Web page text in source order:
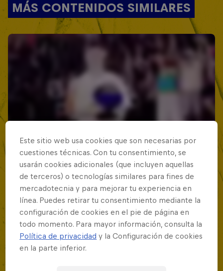
MÁS CONTENIDOS SIMILARES
Este sitio web usa cookies que son necesarias por
cuestiones técnicas. Con tu consentimiento, se
usarán cookies adicionales (que incluyen aquellas
de terceros) o tecnologías similares para fines de
mercadotecnia y para mejorar tu experiencia en
línea. Puedes retirar tu consentimiento mediante la
configuración de cookies en el pie de página en
todo momento. Para mayor información, consulta la
Política de privacidad y la Configuración de cookies
en la parte inferior.